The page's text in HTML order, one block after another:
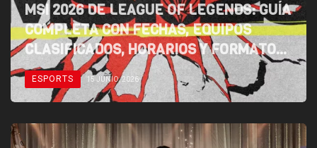
ESPORTS 15 JUNIO, 2026
MSI 2026 DE LEAGUE OF LEGENDS: GUÍA
COMPLETA CON FECHAS, EQUIPOS
CLASIFICADOS, HORARIOS Y FORMATO
OFICIAL